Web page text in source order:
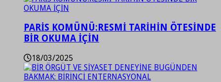
PARİS KOMÜNÜ:RESMİ TARİHİN ÖTESİNDE
BİR OKUMA İÇİN
18/03/2025